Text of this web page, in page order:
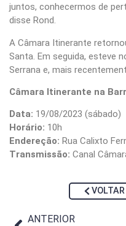
juntos, conhecermos de
disse Rond.
A Câmara Itinerante
Santa. Em seguida, esteve
Serrana e, mais
Câmara Itinerante na
Data: 19/08/2023 (sábado)
Horário: 10h
Endereção: Rua Calixto
Transmissão: Canal
ANTERIOR